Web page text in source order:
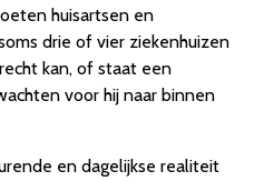
huisartsen en
drie of vier ziekenhuizen
kan, of staat een
voor hij naar binnen
en dagelijkse realiteit